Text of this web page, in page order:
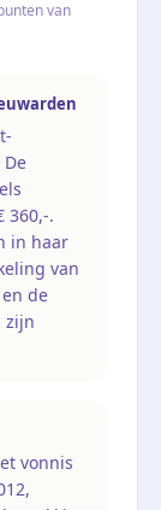
van
360,-.
in haar
van
de
zijn
vonnis